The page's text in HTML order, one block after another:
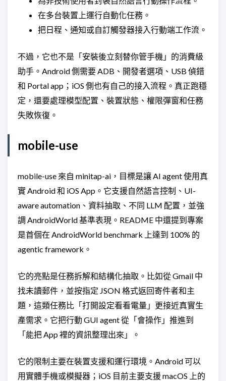
在多台裝置上運行自動化任務。
把日程、通知或自訂觸發器接入行動端工作流。
不過，它也不是「安裝後立刻替你管手機」的消費級
助手。Android 側需要 ADB、開發者選項、USB 偵錯
和 Portal app；iOS 側也有自己的接入流程。真正跑穩
定，還要處理模型配置、裝置狀態、權限彈窗和任務
失敗恢復。
mobile-use
mobile-use 來自 minitap-ai，目標是讓 AI agent 使用真
實 Android 和 iOS App。它支援自然語言控制、UI-
aware automation、資料抽取、不同 LLM 配置，並強
調 AndroidWorld 基準表現。README 中還提到專案
是首個在 AndroidWorld benchmark 上達到 100% 的
agentic framework。
它的亮點是任務拆解和結構化抽取。比如從 Gmail 中
找未讀郵件，並按指定 JSON 格式返回寄件者和主
題，這類任務比「打開設定看看電量」更接近真實生
產需求。它把行動 GUI agent 從「會操作」推進到
「能把 App 裡的資訊整理出來」。
它的限制主要在裝置支援和運行環境。Android 可以
用實體手機或模擬器；iOS 目前主要支援 macOS 上的